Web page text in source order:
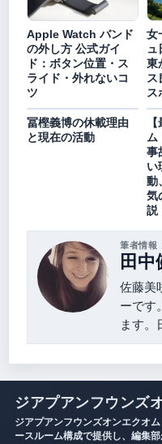
Apple Watch バンド
の外し方 公式ガイ
ド：ボタン位置・ス
ライド・外れないコ
ツ
女
ュ
東
ス
ス
冨樫義博の休載理由
と現在の活動
ム
事
い
動
気
説
筆者情報
田中
佐藤美
ーです
ます。
ジアプアンフウンズ
ジアプアンフウンズオンエクオ
ースルーム構成で提供し、編集部